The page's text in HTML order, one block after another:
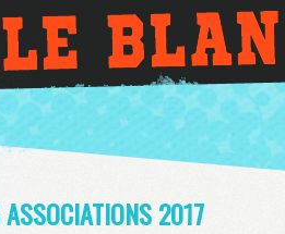
2017